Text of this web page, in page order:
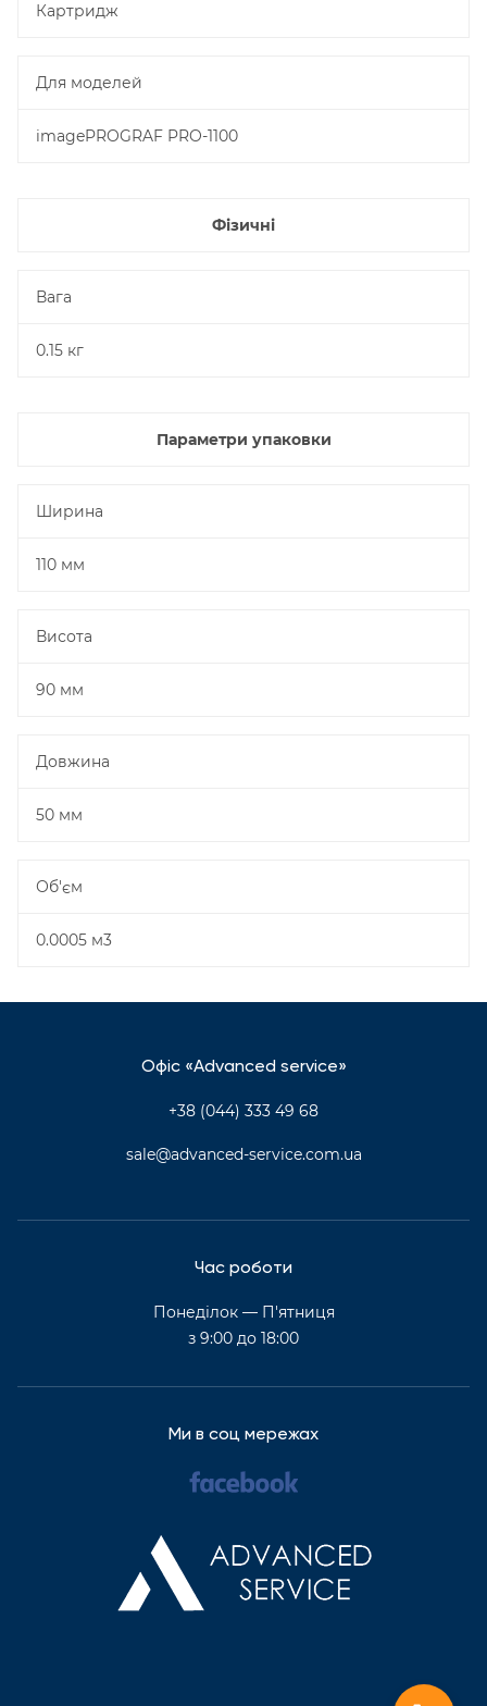
Картридж
Для моделей
imagePROGRAF PRO-1100
Фізичні
Вага
0.15 кг
Параметри упаковки
Ширина
110 мм
Висота
90 мм
Довжина
50 мм
Об'єм
0.0005 м3
Офіс «Advanced service»
+38 (044) 333 49 68
sale@advanced-service.com.ua
Час роботи
Понеділок — П'ятниця
з 9:00 до 18:00
Ми в соц мережах